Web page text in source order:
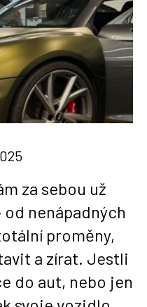
za sebou už
nenápadných
proměny,
a zírat. Jestli
do aut, nebo jen